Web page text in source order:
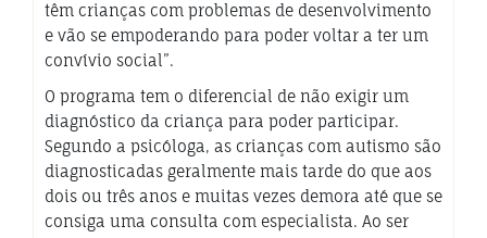
têm crianças com problemas de desenvolvimento
e vão se empoderando para poder voltar a ter um
convívio social”.
O programa tem o diferencial de não exigir um
diagnóstico da criança para poder participar.
Segundo a psicóloga, as crianças com autismo são
diagnosticadas geralmente mais tarde do que aos
dois ou três anos e muitas vezes demora até que se
consiga uma consulta com especialista. Ao ser